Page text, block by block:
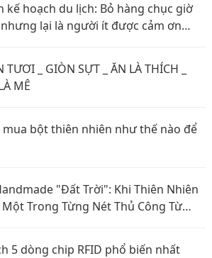
kế hoạch du lịch: Bỏ hàng chục giờ
lại là người ít được cảm ơn
TƯƠI _ GIÒN SỰT _ ĂN LÀ THÍCH _
MÊ
mua bột thiên nhiên như thế nào để
"Đất Trời": Khi Thiên Nhiên
Một Trong Từng Nét Thủ Công Từ
5 dòng chip RFID phổ biến nhất